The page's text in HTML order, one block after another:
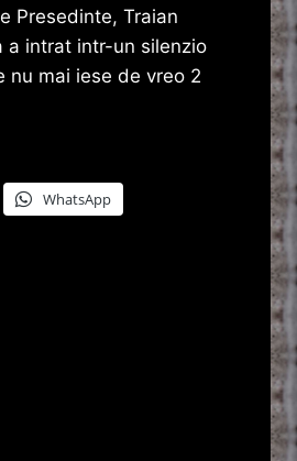
Presedinte, Traian
a intrat intr-un silenzio
nu mai iese de vreo 2
WhatsApp